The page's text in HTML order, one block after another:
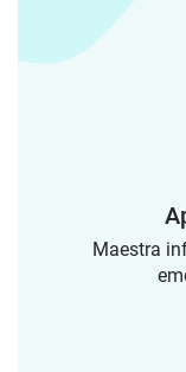
Maestra